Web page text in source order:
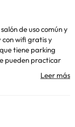
de uso común y
con wifi gratis y
tiene parking
pueden practicar
tiene una cocina
bañera y
están incluidas. El